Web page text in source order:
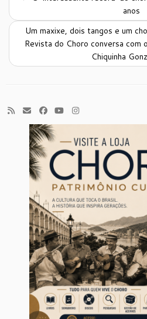
anos
Um maxixe, dois tangos e um
Revista do Choro conversa com
Chiquinha